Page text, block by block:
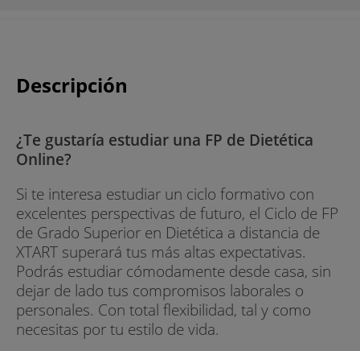
Descripción
¿Te gustaría estudiar una FP de Dietética
Online?
Si te interesa estudiar un ciclo formativo con
excelentes perspectivas de futuro, el Ciclo de FP
de Grado Superior en Dietética a distancia de
XTART superará tus más altas expectativas.
Podrás estudiar cómodamente desde casa, sin
dejar de lado tus compromisos laborales o
personales. Con total flexibilidad, tal y como
necesitas por tu estilo de vida.